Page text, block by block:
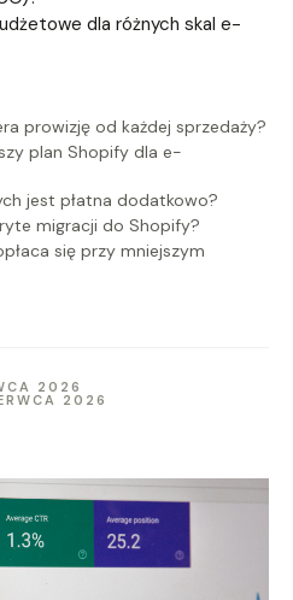
dla różnych skal e-
prowizję od każdej sprzedaży?
plan Shopify dla e-
jest płatna dodatkowo?
migracji do Shopify?
się przy mniejszym
2026
2026